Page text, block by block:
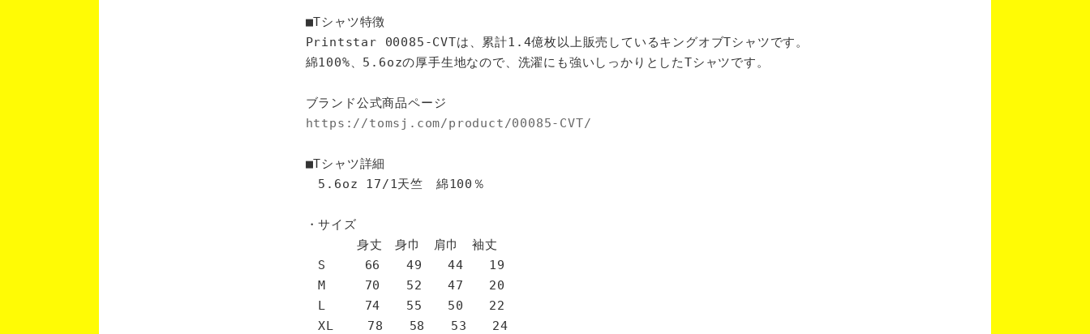
■Tシャツ特徴
Printstar 00085-CVTは、累計1.4億枚以上販売しているキングオブTシャツです。
綿100%、5.6ozの厚手生地なので、洗濯にも強いしっかりとしたTシャツです。
ブランド公式商品ページ
https://tomsj.com/product/00085-CVT/
■Tシャツ詳細
5.6oz 17/1天竺 綿100％
・サイズ
身丈 身巾 肩巾 袖丈
S 66 49 44 19
M 70 52 47 20
L 74 55 50 22
XL 78 58 53 24